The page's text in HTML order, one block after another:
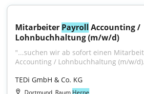
Mitarbeiter Payroll Accounting /
Lohnbuchhaltung (m/w/d)
"...suchen wir ab sofort einen
Accounting / Lohnbuchhaltung (m/w/
TEDi GmbH & Co. KG
Dortmund, Raum Herne